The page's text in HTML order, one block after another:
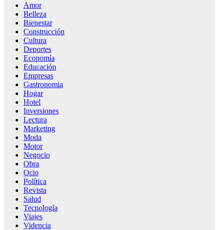
Amor
Belleza
Bienestar
Construcción
Cultura
Deportes
Economía
Educación
Empresas
Gastronomia
Hogar
Hotel
Inversiones
Lectura
Marketing
Moda
Motor
Negocio
Obra
Ocio
Política
Revista
Salud
Tecnología
Viajes
Videncia